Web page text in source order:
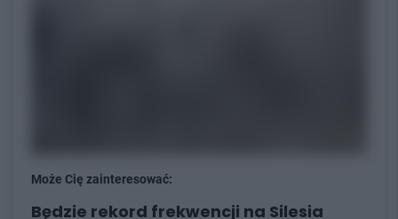
Może Cię zainteresować:
Będzie rekord frekwencji na Silesia